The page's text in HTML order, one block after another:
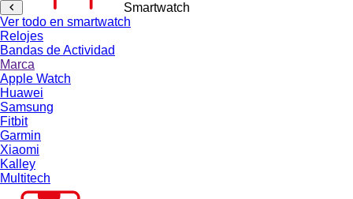
Smartwatch
Ver todo en smartwatch
Relojes
Bandas de Actividad
Marca
Apple Watch
Huawei
Samsung
Fitbit
Garmin
Xiaomi
Kalley
Multitech